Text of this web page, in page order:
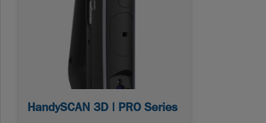
HandySCAN 3D | PRO Series